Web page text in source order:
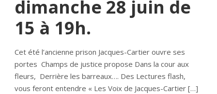
dimanche 28 juin de
15 à 19h.
Cet été l’ancienne prison Jacques-Cartier ouvre ses
portes Champs de justice propose Dans la cour aux
fleurs, Derrière les barreaux…. Des Lectures flash,
vous feront entendre « Les Voix de Jacques-Cartier […]